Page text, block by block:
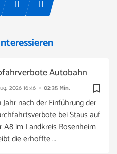
bookmark_border
202616:46 02:35 Min.
Autobahn
Jahr nach der Einführung der
bei Staus auf
A8 im Landkreis Rosenheim
die erhoffte …